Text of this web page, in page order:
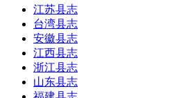
江苏县志
台湾县志
安徽县志
江西县志
浙江县志
山东县志